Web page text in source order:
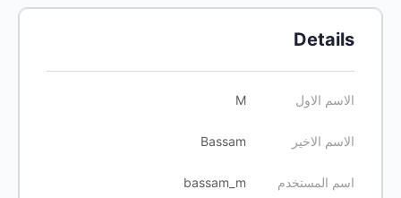
Details
الاسم الاول M
الاسم الاخير Bassam
اسم المستخدم bassam_m